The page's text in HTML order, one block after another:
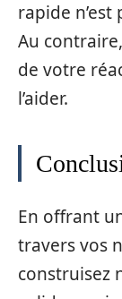
rapide
Au
de votre
l’aider.
En offrant
travers vos
construisez